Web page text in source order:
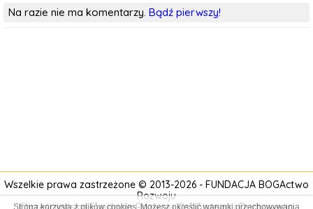
Na razie nie ma komentarzy. Bądź pierwszy!
Wszelkie prawa zastrzeżone © 2013-2026 - FUNDACJA BOGActwo
Rozwoju
Strona korzysta z plików cookies. Możesz określić warunki przechowywania